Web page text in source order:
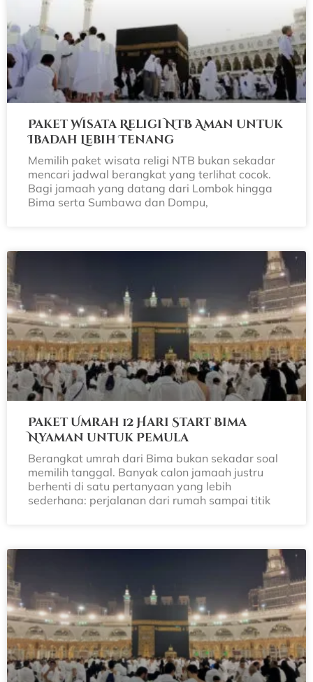
Paket Wisata Religi NTB Aman untuk
Ibadah Lebih Tenang
Memilih paket wisata religi NTB bukan sekadar
mencari jadwal berangkat yang terlihat cocok.
Bagi jamaah yang datang dari Lombok hingga
Bima serta Sumbawa dan Dompu,
Paket Umrah 12 Hari Start Bima
Nyaman untuk Pemula
Berangkat umrah dari Bima bukan sekadar soal
memilih tanggal. Banyak calon jamaah justru
berhenti di satu pertanyaan yang lebih
sederhana: perjalanan dari rumah sampai titik